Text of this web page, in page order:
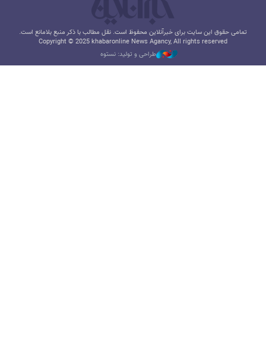
تمامی حقوق این سایت برای خبرآنلاین محفوظ است. نقل مطالب با ذکر منبع بلامانع است.
Copyright © 2025 khabaronline News Agancy, All rights reserved
طراحی و تولید: نستوه